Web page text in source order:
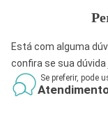
Está com alguma
confira se sua
Se preferir, pode